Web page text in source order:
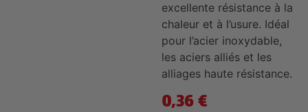
excellente résistance à la
chaleur et à l’usure. Idéal
pour l’acier inoxydable,
les aciers alliés et les
alliages haute résistance.
0,36 €